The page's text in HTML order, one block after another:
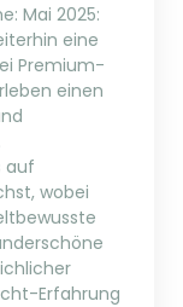
Mai 2025:
eine
Premium-
einen
auf
wobei
Erfahrung